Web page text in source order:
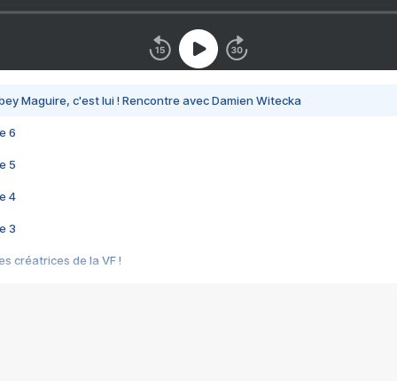
Maguire, c'est lui ! Rencontre avec Damien Witecka
6
5
4
3
créatrices de la VF !